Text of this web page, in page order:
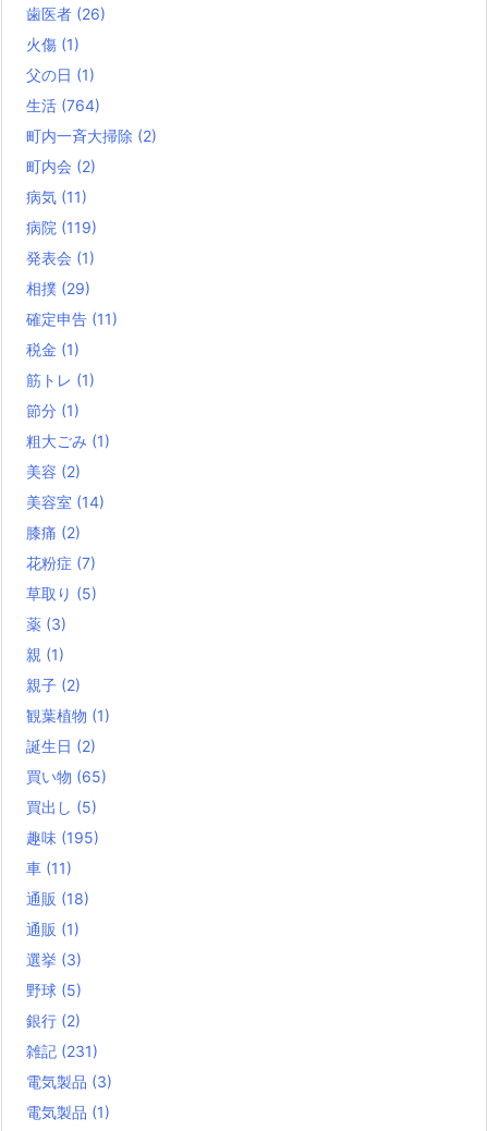
歯医者 (26)
火傷 (1)
父の日 (1)
生活 (764)
町内一斉大掃除 (2)
町内会 (2)
病気 (11)
病院 (119)
発表会 (1)
相撲 (29)
確定申告 (11)
税金 (1)
筋トレ (1)
節分 (1)
粗大ごみ (1)
美容 (2)
美容室 (14)
膝痛 (2)
花粉症 (7)
草取り (5)
薬 (3)
親 (1)
親子 (2)
観葉植物 (1)
誕生日 (2)
買い物 (65)
買出し (5)
趣味 (195)
車 (11)
通販 (18)
通販 (1)
選挙 (3)
野球 (5)
銀行 (2)
雑記 (231)
電気製品 (3)
電気製品 (1)